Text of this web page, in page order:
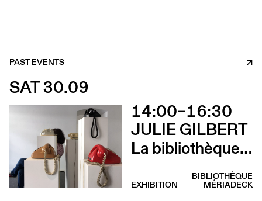
PAST EVENTS
SAT 30.09
14:00–16:30
JULIE GILBERT
La bibliothèque sonore des femmes (Atelier d’écriture par Julie Gilbert)
BIBLIOTHÈQUE
MÉRIADECK
EXHIBITION